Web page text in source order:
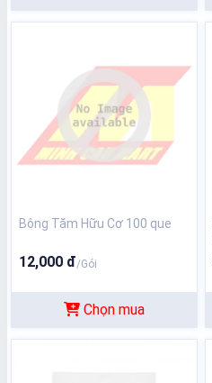
Bông Tăm Hữu Cơ 100 que
12,000 đ/Gói
Chọn mua